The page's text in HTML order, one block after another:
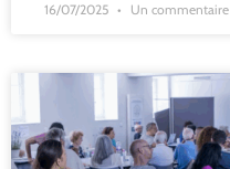
16/07/2025 Un commentaire